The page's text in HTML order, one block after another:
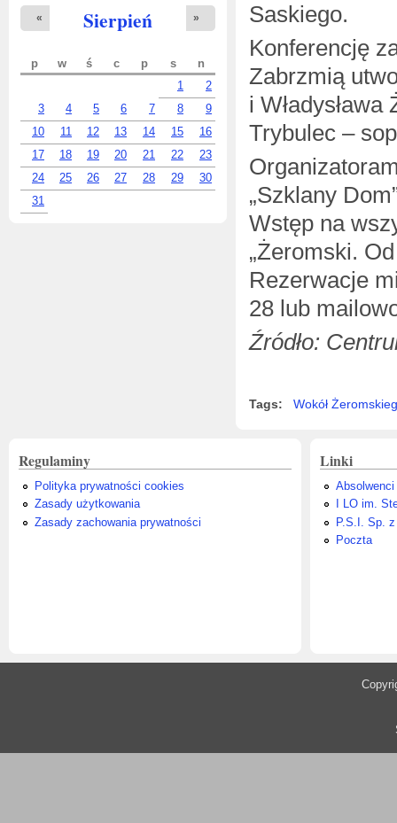
Sierpień
« »
p w ś c p s
n
1
2
3
4 5 6 7 8
9
10
11 12 13 14 15
16
17
18 19 20 21 22
23
24
25 26 27 28 29
30
31
Saskiego.
Konferencję
Zabrzmią
i
Trybulec –
„Szklany
Wstęp na
„Żeromski.
Rezerwacje
28 lub
Źródło:
Tags: Wokół
Regulaminy
Polityka prywatności cookies
Zasady użytkowania
Zasady zachowania prywatności
Linki
Absolwenci
I LO im.
P.S.I. Sp.
Poczta